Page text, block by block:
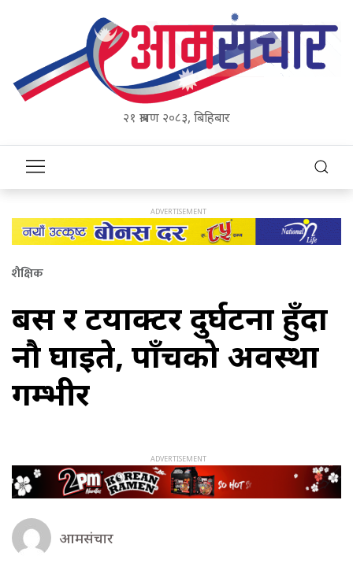
२१ श्रावण २०८३, बिहिबार
शैक्षिक
बस र ट्र्याक्टर दुर्घटना हुँदा
नौ घाइते, पाँचको अवस्था
गम्भीर
आमसंचार